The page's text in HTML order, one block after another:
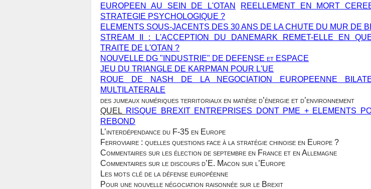
EUROPEEN AU SEIN DE L'OTAN
REELLEMENT EN MORT
STRATEGIE PSYCHOLOGIQUE ?
ELEMENTS SOUS-JACENTS DES 30 ANS DE LA CHUTE DU MUR DE
STREAM II : L'ACCEPTION DU DANEMARK REMET-ELLE EN
TRAITE DE L'OTAN ?
NOUVELLE DG "INDUSTRIE" DE DEFENSE et ESPACE
JEU DU TRIANGLE DE KARPMAN POUR L'UE
ROUE DE NASH DE LA NEGOCIATION EUROPEENNE
MULTILATERALE
des jumeaux numériques territoriaux en matière d’énergie et d’environnement
QUEL RISQUE BREXIT ENTREPRISES DONT PME + ELEMENTS
REBOND
L’interdépendance du F-35 en Europe
Ferroviaire : quelles questions face à la stratégie chinoise en Europe ?
Commentaires sur les élection de septembre en France et en Allemagne
Commentaires sur le discours d’E. Macon sur l’Europe
Les mots clé de la défense européenne
Pour une nouvelle négociation raisonnée sur le Brexit